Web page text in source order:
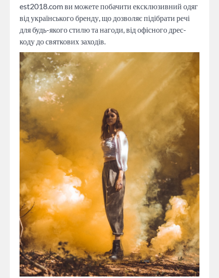
est2018.com ви можете побачити ексклюзивний одяг
від українського бренду, що дозволяє підібрати речі
для будь-якого стилю та нагоди, від офісного дрес-
коду до святкових заходів.